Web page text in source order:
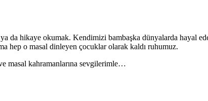
da hikaye okumak. Kendimizi bambaşka dünyalarda hayal
hep o masal dinleyen çocuklar olarak kaldı ruhumuz.
masal kahramanlarına sevgilerimle…